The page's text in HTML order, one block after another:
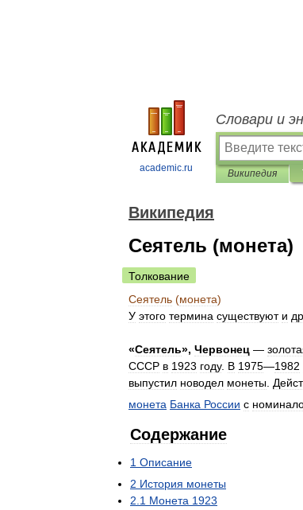
academic.ru
Словари и
Википедия
Википедия
Сеятель (монета)
Толкование
Сеятель (монета)
У этого термина существуют и
«Сеятель», Червонец —
СССР в 1923 году. В 1975—1982
выпустил новодел монеты
монета Банка России с
Содержание
1 Описание
2 История монеты
2 1 Монета 1923